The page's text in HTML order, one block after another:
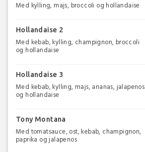
Med kylling, majs, broccoli og hollandaise
Hollandaise 2
Med kebab, kylling, champignon, broccoli
og hollandaise
Hollandaise 3
Med kebab, kylling, majs, ananas, jalapenos
og hollandaise
Tony Montana
Med tomatsauce, ost, kebab, champignon,
paprika og jalapenos